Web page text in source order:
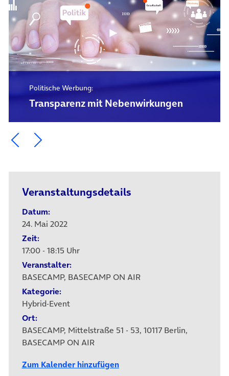
Politische Werbung:
Transparenz mit Nebenwirkungen
Ein Element zurück blättern
Ein Element weiter blättern
Veranstaltungsdetails
Datum:
24. Mai 2022
Zeit:
17:00 - 18:15 Uhr
Veranstalter:
BASECAMP, BASECAMP ON AIR
Kategorie:
Hybrid-Event
Ort:
BASECAMP, Mittelstraße 51 - 53, 10117 Berlin,
BASECAMP ON AIR
Zum Kalender hinzufügen